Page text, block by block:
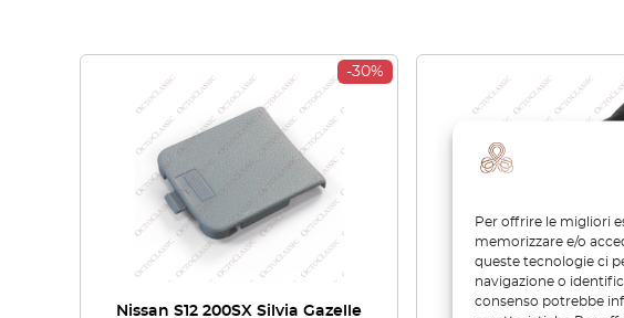
Per offrire le migliori
memorizzare e/o
queste tecnologie ci
navigazione o
consenso potrebbe
-30%
Nissan S12 200SX Silvia Gazelle
Nissan S12 200SX